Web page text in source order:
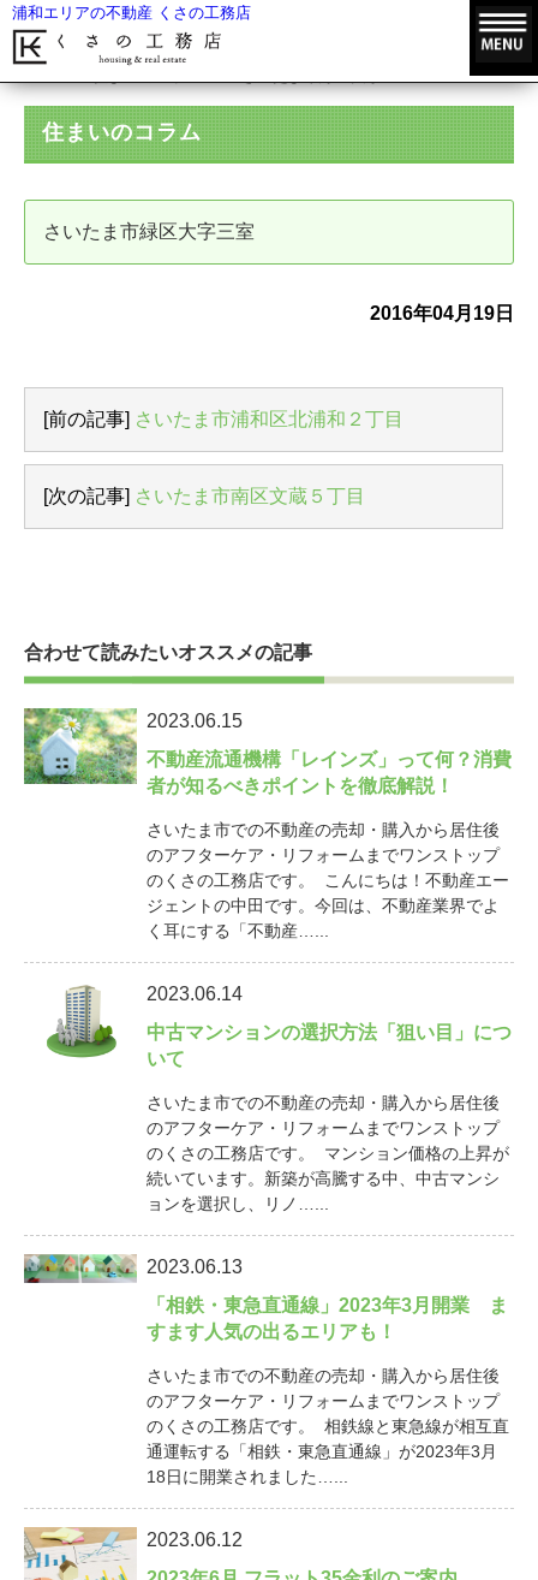
浦和エリアの不動産 くさの工務店
住まいのコラム
さいたま市緑区大字三室
2016年04月19日
[前の記事] さいたま市浦和区北浦和２丁目
[次の記事] さいたま市南区文蔵５丁目
合わせて読みたいオススメの記事
2023.06.15
不動産流通機構「レインズ」って何？消費
者が知るべきポイントを徹底解説！
さいたま市での不動産の売却・購入から居住後
のアフターケア・リフォームまでワンストップ
のくさの工務店です。 こんにちは！不動産エー
ジェントの中田です。今回は、不動産業界でよ
く耳にする「不動産…...
2023.06.14
中古マンションの選択方法「狙い目」につ
いて
さいたま市での不動産の売却・購入から居住後
のアフターケア・リフォームまでワンストップ
のくさの工務店です。 マンション価格の上昇が
続いています。新築が高騰する中、中古マンシ
ョンを選択し、リノ…...
2023.06.13
「相鉄・東急直通線」2023年3月開業 ま
すます人気の出るエリアも！
さいたま市での不動産の売却・購入から居住後
のアフターケア・リフォームまでワンストップ
のくさの工務店です。 相鉄線と東急線が相互直
通運転する「相鉄・東急直通線」が2023年3月
18日に開業されました…...
2023.06.12